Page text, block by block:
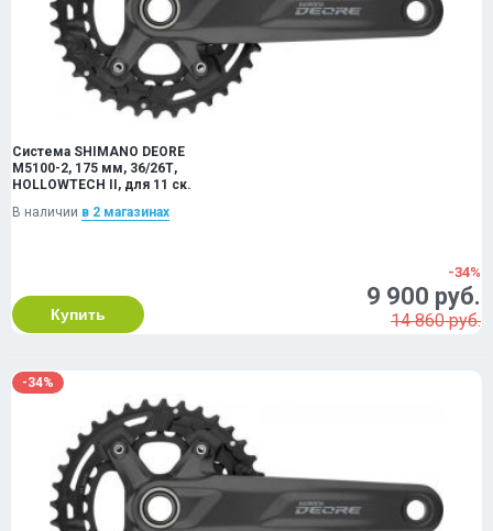
Система SHIMANO DEORE
M5100-2, 175 мм, 36/26Т,
HOLLOWTECH II, для 11 ск.
В наличии в 2 магазинах
Купить
-34%
9 900 руб.
14 860 руб.
-34%